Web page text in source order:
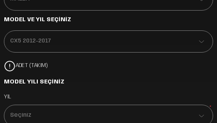
MODEL VE YIL SEÇİNİZ
ADET (TAKIM)
MODEL YILI SEÇİNİZ
YIL
*